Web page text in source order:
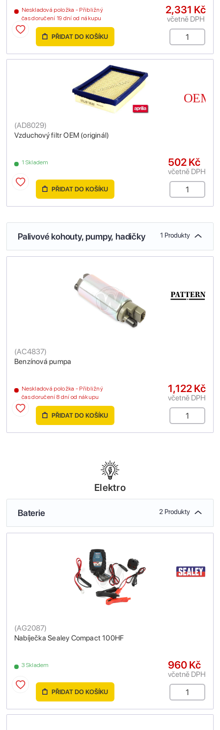
Neskladová položka - Přibližný
čas doručení 19 dní od nákupu
2,331 Kč
včetně DPH
PŘIDAT DO KOŠÍKU
Vzduchový filtr OEM (originál)
(AD8029)
1 Skladem 502 Kč
včetně DPH
PŘIDAT DO KOŠÍKU
Palivové kohouty, pumpy, hadičky 1 Produkty
Benzínová pumpa
(AC4837)
Neskladová položka - Přibližný
čas doručení 8 dní od nákupu
1,122 Kč
včetně DPH
PŘIDAT DO KOŠÍKU
Elektro
Baterie 2 Produkty
Nabíječka Sealey Compact 100HF
(AG2087)
3 Skladem 960 Kč
včetně DPH
PŘIDAT DO KOŠÍKU